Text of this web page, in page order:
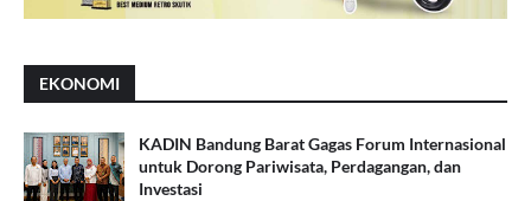
EKONOMI
KADIN Bandung Barat Gagas Forum Internasional
untuk Dorong Pariwisata, Perdagangan, dan
Investasi